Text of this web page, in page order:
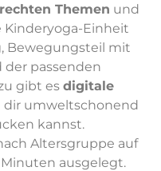
Themen und
Einheit
Bewegungsteil mit
der passenden
gibt es digitale
dir umweltschonend
kannst.
Altersgruppe auf
ausgelegt.